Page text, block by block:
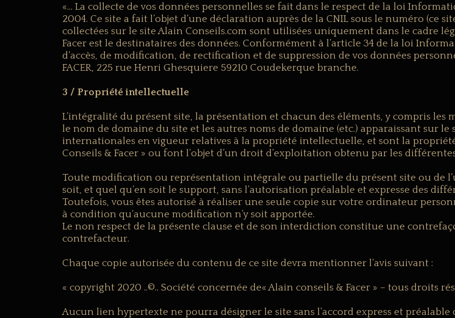
«… La collecte de vos données personnelles se fait dans le respect de la loi
2004. Ce site a fait l’objet d’une déclaration auprès de la CNIL sous le numéro (ce
collectées sur le site Alain Conseils.com sont utilisées uniquement dans le cadre
Facer est le destinataires des données. Conformément à l’article 34 de la loi
d’accès, de modification, de rectification et de suppression de vos données
FACER, 225 rue Henri Ghesquiere 59210 Coudekerque branche.
3 / Propriété intellectuelle
L’intégralité du présent site, la présentation et chacun des éléments, y compris les
le nom de domaine du site et les autres noms de domaine (etc.) apparaissant sur
internationales en vigueur relatives à la propriété intellectuelle, et sont la
Conseils & Facer » ou font l’objet d’un droit d’exploitation obtenu par les
Toute modification ou représentation intégrale ou partielle du présent site ou de
soit, et quel qu’en soit le support, sans l’autorisation préalable et expresse des
Toutefois, vous êtes autorisé à réaliser une seule copie sur votre ordinateur
à condition qu’aucune modification n’y soit apportée.
Le non respect de la présente clause et de son interdiction constitue une
contrefacteur.
Chaque copie autorisée du contenu de ce site devra mentionner l’avis suivant :
« copyright 2020 ..©.. Société concernée de« Alain conseils & Facer » – tous droits
Aucun lien hypertexte ne pourra désigner le site sans l’accord express et préalable